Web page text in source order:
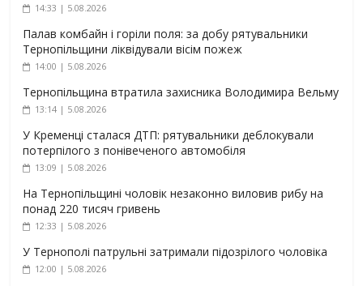
14:33 | 5.08.2026
Палав комбайн і горіли поля: за добу рятувальники
Тернопільщини ліквідували вісім пожеж
14:00 | 5.08.2026
Тернопільщина втратила захисника Володимира Вельму
13:14 | 5.08.2026
У Кременці сталася ДТП: рятувальники деблокували
потерпілого з понівеченого автомобіля
13:09 | 5.08.2026
На Тернопільщині чоловік незаконно виловив рибу на
понад 220 тисяч гривень
12:33 | 5.08.2026
У Тернополі патрульні затримали підозрілого чоловіка
12:00 | 5.08.2026